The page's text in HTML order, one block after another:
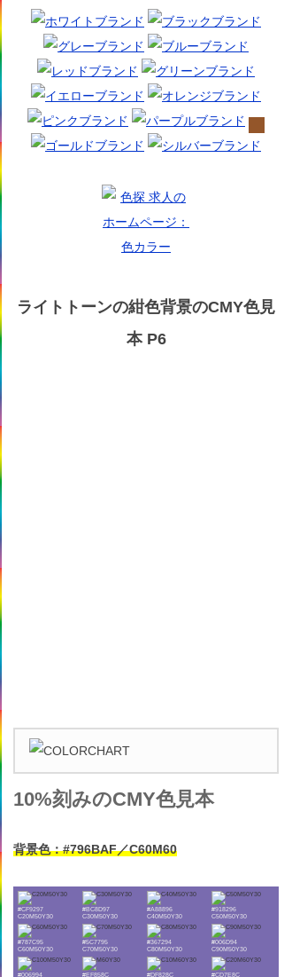
ライトトーンの紺色背景のCMY色見
本 P6
10%刻みのCMY色見本
背景色：#796BAF／C60M60
#CF9297
C20M50Y30
#BC8D97
C30M50Y30
#A88896
C40M50Y30
#918296
C50M50Y30
#787C95
C60M50Y30
#5C7795
C70M50Y30
#367294
C80M50Y30
#006D94
C90M50Y30
#006994
#EF858C
#DF828C
#CD7E8C